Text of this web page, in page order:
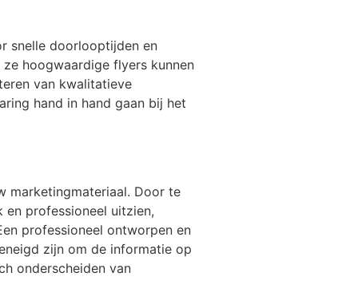
snelle doorlooptijden en
hoogwaardige flyers kunnen
van kwalitatieve
hand in hand gaan bij het
marketingmateriaal. Door te
professioneel uitzien,
professioneel ontworpen en
zijn om de informatie op
onderscheiden van